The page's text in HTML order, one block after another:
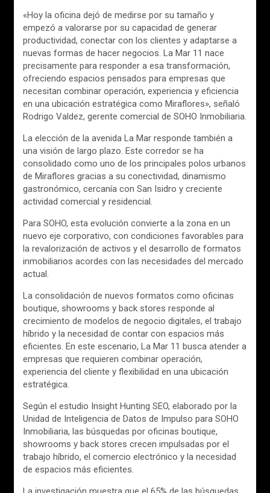
«Hoy la oficina dejó de medirse por su tamaño y
empezó a valorarse por su capacidad de generar
productividad, conectar con los clientes y adaptarse a
nuevas formas de hacer negocios. La Mar 11 nace
precisamente para responder a esa transformación,
ofreciendo espacios pensados para empresas que
necesitan combinar operación, experiencia y eficiencia
en una ubicación estratégica como Miraflores», señaló
Rodrigo Valdez, gerente comercial de SOHO Inmobiliaria.
La elección de la avenida La Mar responde también a
una visión de largo plazo. Este corredor se ha
consolidado como uno de los principales polos urbanos
de Miraflores gracias a su conectividad, dinamismo
gastronómico, cercanía con San Isidro y creciente
actividad comercial y residencial.
Para SOHO, esta evolución convierte a la zona en un
nuevo eje corporativo, con condiciones favorables para
la revalorización de activos y el desarrollo de formatos
inmobiliarios acordes con las necesidades del mercado
actual.
La consolidación de nuevos formatos como oficinas
boutique, showrooms y back stores responde al
crecimiento de modelos de negocio digitales, el trabajo
híbrido y la necesidad de contar con espacios más
eficientes. En este escenario, La Mar 11 busca atender a
empresas que requieren combinar operación,
experiencia del cliente y flexibilidad en una ubicación
estratégica.
Según el estudio Insight Hunting SEO, elaborado por la
Unidad de Inteligencia de Datos de Impulso para SOHO
Inmobiliaria, las búsquedas por oficinas boutique,
showrooms y back stores crecen impulsadas por el
trabajo híbrido, el comercio electrónico y la necesidad
de espacios más eficientes.